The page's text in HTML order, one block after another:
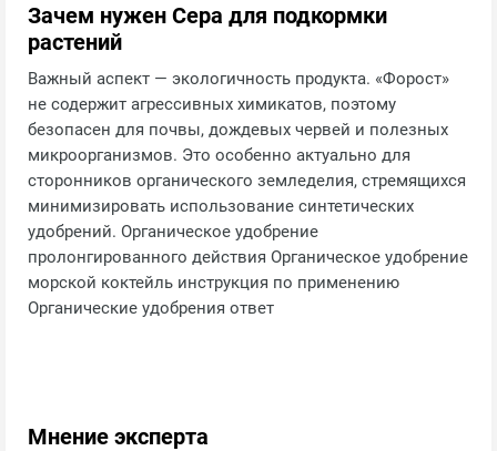
Зачем нужен Сера для подкормки
растений
Важный аспект — экологичность продукта. «Форост»
не содержит агрессивных химикатов, поэтому
безопасен для почвы, дождевых червей и полезных
микроорганизмов. Это особенно актуально для
сторонников органического земледелия, стремящихся
минимизировать использование синтетических
удобрений. Органическое удобрение
пролонгированного действия Органическое удобрение
морской коктейль инструкция по применению
Органические удобрения ответ
Мнение эксперта